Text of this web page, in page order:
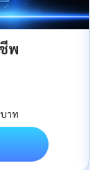
พ
าท